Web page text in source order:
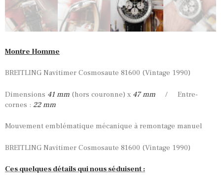
Montre Homme
BREITLING Navitimer Cosmosaute 81600 (Vintage 1990)
Dimensions 41 mm (hors couronne) x 47 mm / Entre-
cornes : 22 mm
Mouvement emblématique mécanique à remontage manuel
BREITLING Navitimer Cosmosaute 81600 (Vintage 1990)
Ces quelques détails qui nous séduisent :